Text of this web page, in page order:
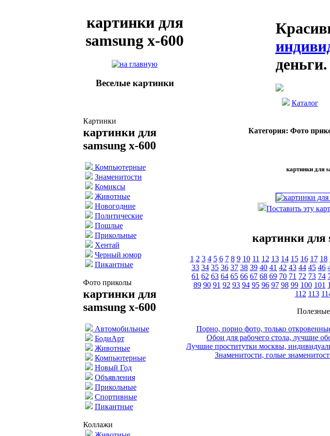
картинки для
samsung x-600
Веселые картинки
деньги.
Каталог
Картинки
картинки для
samsung x-600
Компьютерные
Знаменитости
Комиксы
Животные
Новогодние
Политические
Пошлые
Прикольные
Хентай
Черный юмор
Пикантные
Фото приколы
картинки для
samsung x-600
Автомобильные
БодиАрт
Животные
Компьютерные
Новый Год
Объявления
Прикольные
Спортивные
Пикантные
Коллажи
Категория: Фото
картинки для
Поставить эту
картинки для
1 2 3 4 5 6 7 8 9 10 11 12 13 14 15 16 17 18
33 34 35 36 37 38 39 40 41 42 43 44 45 46
61 62 63 64 65 66 67 68 69 70 71 72 73 74
89 90 91 92 93 94 95 96 97 98 99 100 101
112 113
Порно, порно фото, только
Обои для рабочего стола, лучшие
Лучшие проститутки москвы,
Знаменитости, голые